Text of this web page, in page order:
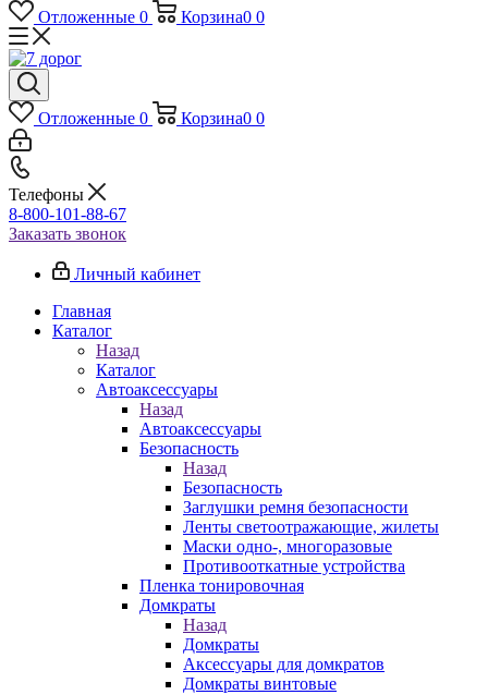
Отложенные 0 Корзина0 0
Отложенные 0 Корзина0 0
Телефоны
8-800-101-88-67
Заказать звонок
Личный кабинет
Главная
Каталог
Назад
Каталог
Автоаксессуары
Назад
Автоаксессуары
Безопасность
Назад
Безопасность
Заглушки ремня безопасности
Ленты светоотражающие, жилеты
Маски одно-, многоразовые
Противооткатные устройства
Пленка тонировочная
Домкраты
Назад
Домкраты
Аксессуары для домкратов
Домкраты винтовые